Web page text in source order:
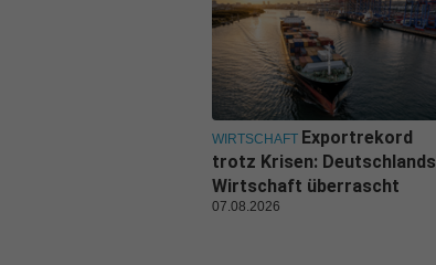
WIRTSCHAFT Exportrekord
trotz Krisen: Deutschlands
Wirtschaft überrascht
07.08.2026